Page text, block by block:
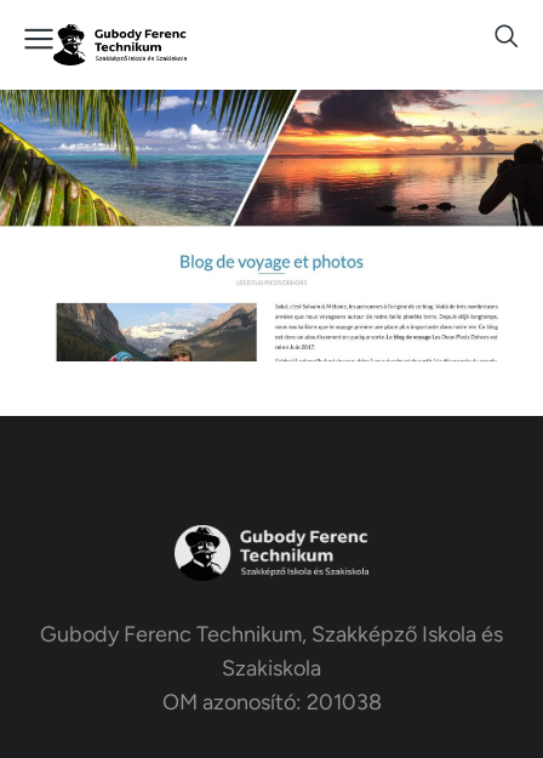
Gubody Ferenc Technikum, Szakképző Iskola és
Szakiskola
OM azonosító: 201038